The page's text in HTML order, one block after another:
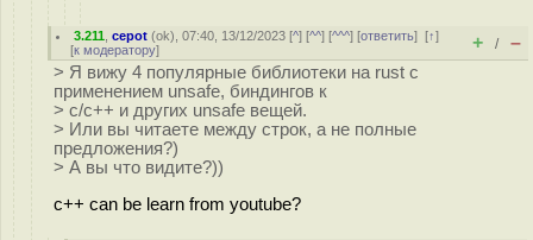
3.211 ,cepot (ok), 07:40, 13/12/2023 [^] [^^] [^^^] [ответить][↑]
[к модератору] + / –
> Я вижу 4 популярные библиотеки на rust с
применением unsafe, биндингов к
> c/c++ и других unsafe вещей.
> Или вы читаете между строк, а не полные
предложения?)
> А вы что видите?))
c++ can be learn from youtube?